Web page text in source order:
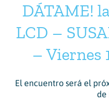
DÁTAME!
LCD –
– Viernes
El encuentro será el
de